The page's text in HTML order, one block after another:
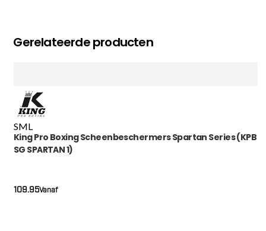
Gerelateerde producten
SML
King Pro Boxing Scheenbeschermers Spartan Series (KPB
SG SPARTAN 1)
Vanaf
109.95